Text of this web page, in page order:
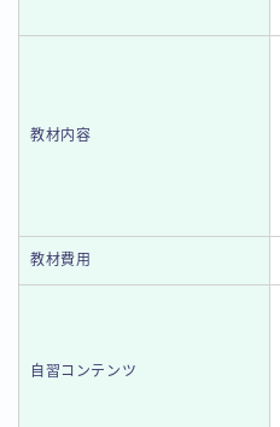
教材内容
教材費用
自習コンテンツ